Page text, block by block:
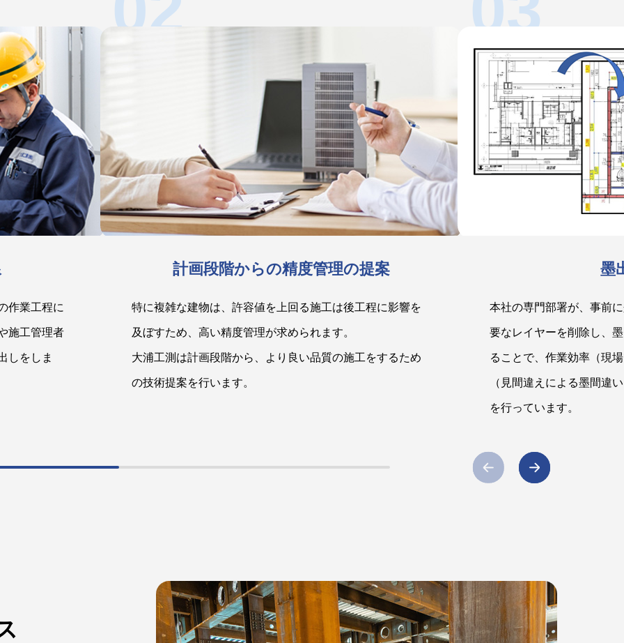
作業工程に
施工管理者
しをしま
計画段階からの精度管理の提案
特に複雑な建物は、許容値を上回る施工は後工程に影響を
及ぼすため、高い精度管理が求められます。
大浦工測は計画段階から、より良い品質の施工をするため
の技術提案を行います。
墨
本社の専門部署が、事前
要なレイヤーを削除し、
ることで、作業効率（現
（見間違えによる墨間違
を行っています。